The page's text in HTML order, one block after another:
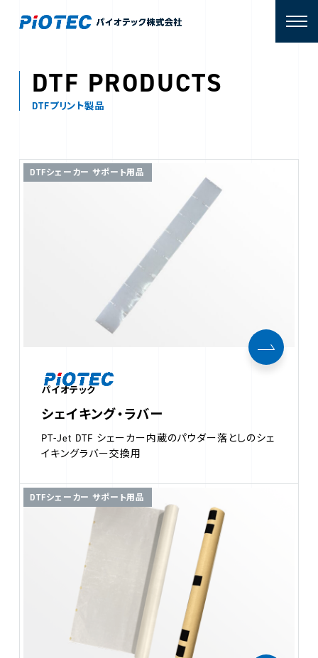
DTFプリント製品
DTF PRODUCTS
DTFシェーカー サポート用品
パイオテック
シェイキング・ラバー
PT-Jet DTF シェーカー内蔵のパウダー落としのシェ
イキングラバー交換用
DTFシェーカー サポート用品